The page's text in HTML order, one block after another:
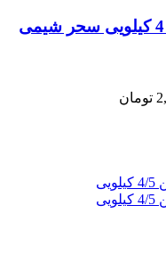
رنگ روغنی سفید نیمه براق گالن 4 کیلویی سحر شیمی